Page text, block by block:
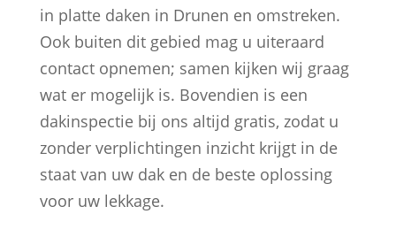
in platte daken in Drunen en omstreken.
Ook buiten dit gebied mag u uiteraard
contact opnemen; samen kijken wij graag
wat er mogelijk is. Bovendien is een
dakinspectie bij ons altijd gratis, zodat u
zonder verplichtingen inzicht krijgt in de
staat van uw dak en de beste oplossing
voor uw lekkage.